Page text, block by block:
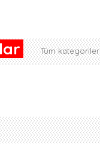
Tüm kategoriler